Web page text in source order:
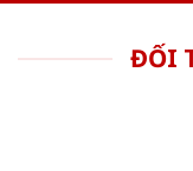
ĐỐI